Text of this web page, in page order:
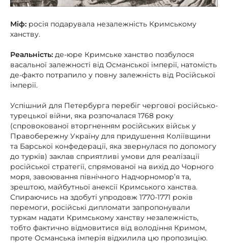
Міф: росія подарувала незалежність Кримському
ханству.
Реальність: де-юре Кримське ханство позбулося
васальної залежності від Османської імперії, натомість
де-факто потрапило у повну залежність від Російської
імперії.
Успішний для Петербурга перебіг чергової російсько-
турецької війни, яка розпочалася 1768 року
(спровокованої вторгненням російських військ у
Правобережну Україну для придушення Коліївщини
та Барської конфедерації, яка звернулася по допомогу
до турків) заклав сприятливі умови для реалізації
російської стратегії, спрямованої на вихід до Чорного
моря, завоювання північного Надчорномор’я та,
зрештою, майбутньої анексії Кримського ханства.
Спираючись на здобуті упродовж 1770-1771 років
перемоги, російські дипломати запропонували
туркам надати Кримському ханству незалежність,
тобто фактично відмовитися від володіння Кримом,
проте Османська імперія відхилила цю пропозицію.